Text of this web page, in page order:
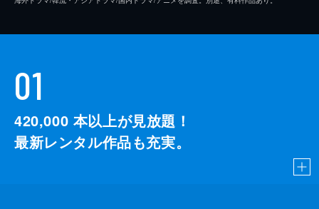
01
420,000 本以上が見放題！
最新レンタル作品も充実。